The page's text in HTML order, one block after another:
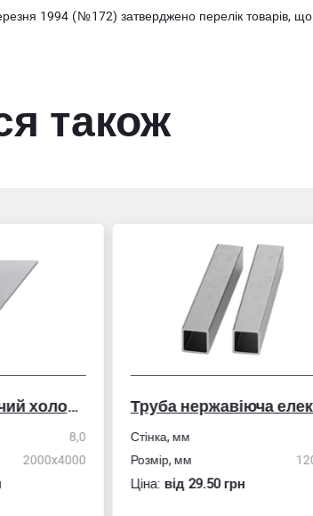
1994 (№172) затверджено перелік товарів, що
також
Лист нержавіючий холоднокатаний
8,0
2000x4000
Труба
Стінка, мм
Розмір, мм
Ціна:вiд 29.50 грн